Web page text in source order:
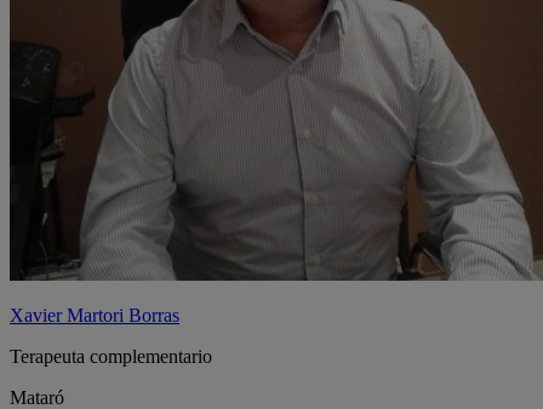
Xavier Martori Borras
Terapeuta complementario
Mataró